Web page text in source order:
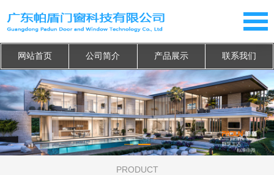
网站首页 公司简介 产品展示 联系我们
PRODUCT